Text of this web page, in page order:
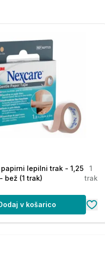
papirni lepilni trak - 1,25
bež (1 trak)
1
trak
v košarico